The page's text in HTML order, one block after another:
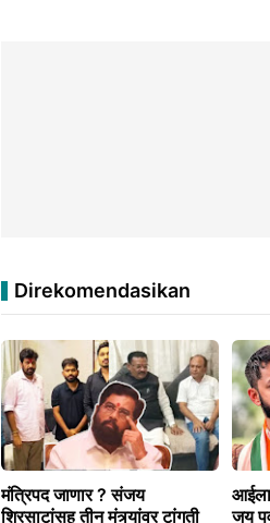
Direkomendasikan
मंत्रिपद जाणार ? संजय
शिरसाटांसह तीन मंत्र्यांवर टांगती
आईला
जय